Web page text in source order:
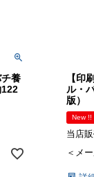
チ養
【印
ル・
版）
New !!
当店
＜メ